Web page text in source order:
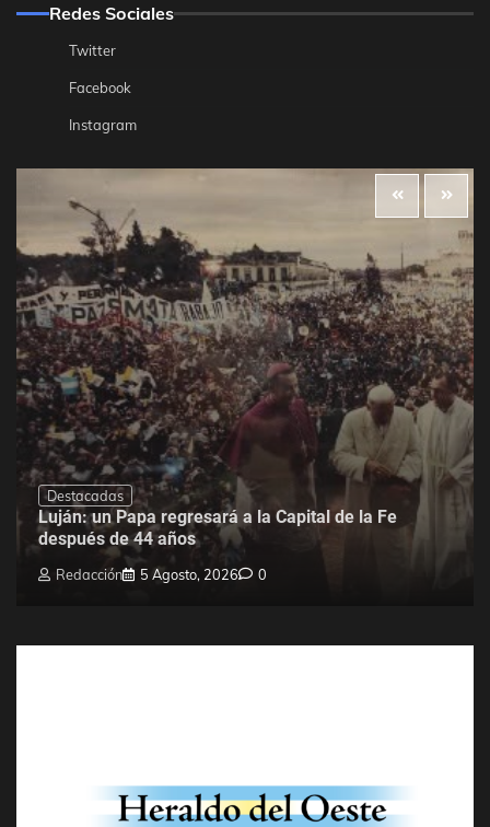
Redes Sociales
Twitter
Facebook
Instagram
Destacadas
Luján: un Papa regresará a la Capital de la Fe
después de 44 años
Redacción 5 Agosto, 2026 0